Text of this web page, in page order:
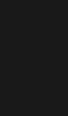
con
el período
1927-1934)
por